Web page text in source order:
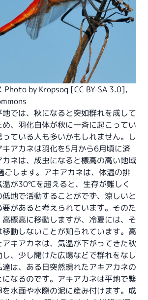
Photo by Kropsoq [CC BY-SA 3.0],
では、秋になると突如群れを成して
、羽化自体が秋に一斉に起こってい
ている人も多いかもしれません。し
アカネは羽化を5月から6月頃に済
ネは、成虫になると標高の高い地域
ごします。アキアカネは、体温の排
温が30℃を超えると、生存が難しく
地で活動することがでず、涼しいと
があると考えられています。そのた
標高に移動しますが、冷夏には、そ
動しないことが知られています。高
キアカネは、気温が下がってきた秋
、少し開けた広場などで群れをなし
は、ある日突然現れたアキアカネの
なるのです。アキアカネは平地で繁
水面や水際の泥に産み付けます。成